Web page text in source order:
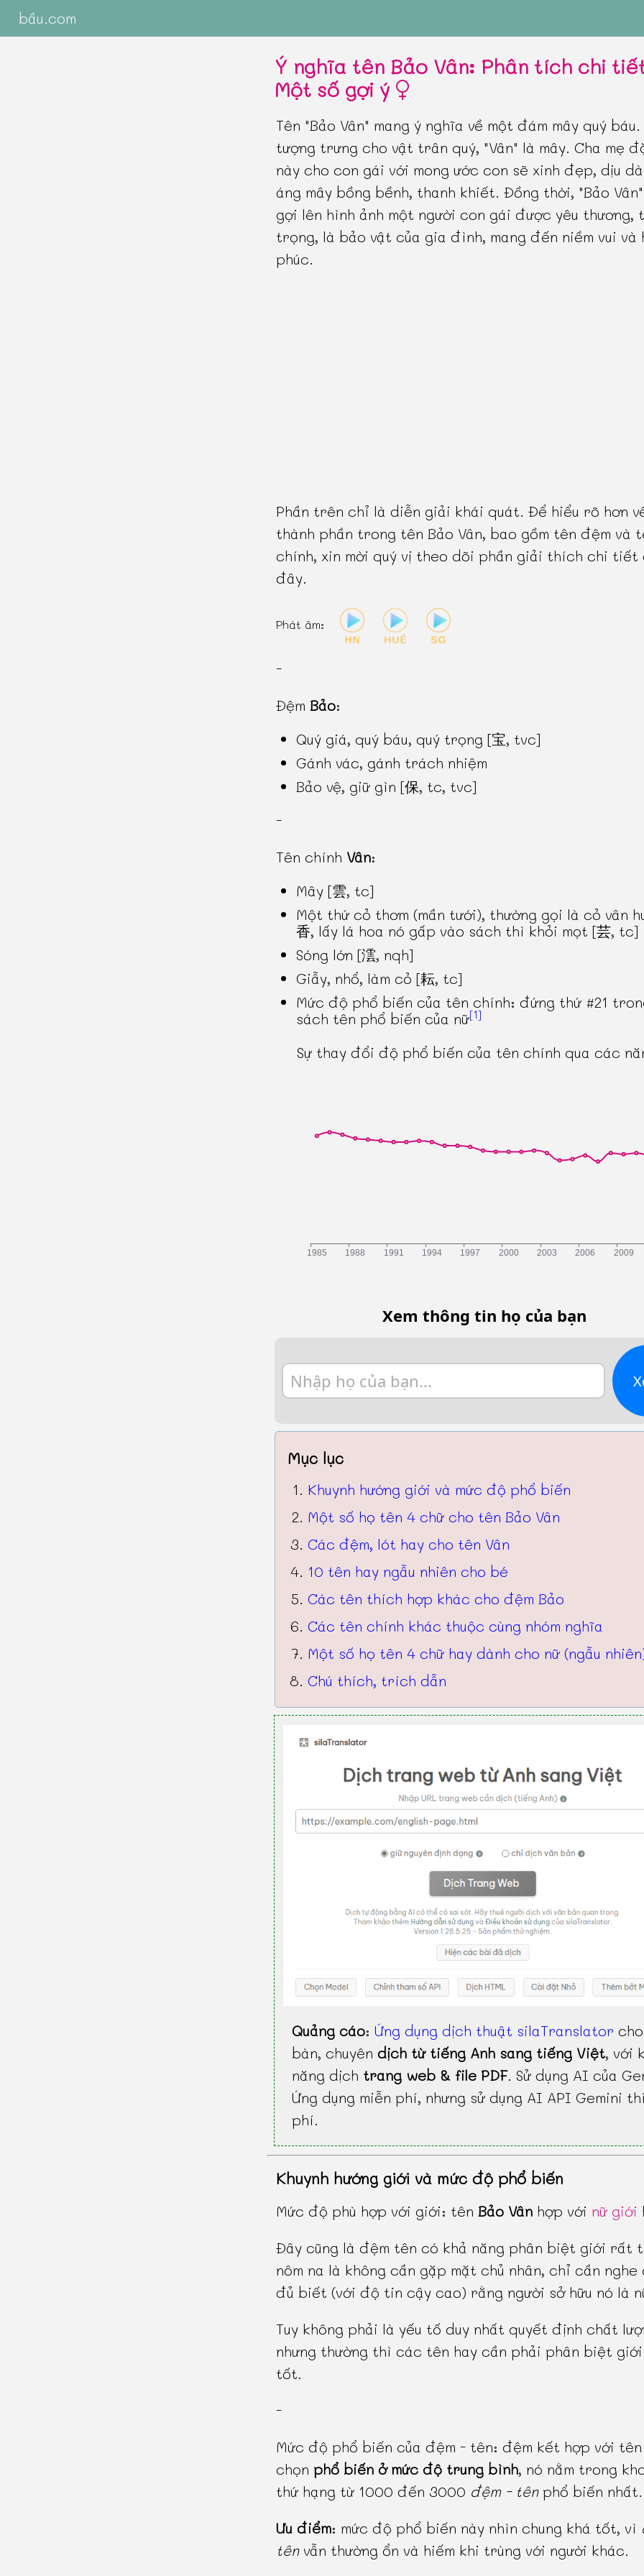
bầu.com
Ý nghĩa tên Bảo Vân: Phân tích chi
Một số gợi ý
Tên "Bảo Vân" mang ý nghĩa về một đám mây quý báu.
tượng trưng cho vật trân quý, "Vân" là mây. Cha mẹ
này cho con gái với mong ước con sẽ xinh đẹp, dịu
áng mây bồng bềnh, thanh khiết. Đồng thời, "Bảo
gợi lên hình ảnh một người con gái được yêu thương,
trọng, là bảo vật của gia đình, mang đến niềm vui và
phúc.
Phần trên chỉ là diễn giải khái quát. Để hiểu rõ hơn
thành phần trong tên Bảo Vân, bao gồm tên đệm và
chính, xin mời quý vị theo dõi phần giải thích chi tiết
đây.
Phát âm:
-
Đệm Bảo:
Quý giá, quý báu, quý trọng [宝, tvc]
Gánh vác, gánh trách nhiệm
Bảo vệ, giữ gìn [保, tc, tvc]
-
Tên chính Vân:
Mây [雲, tc]
Một thứ cỏ thơm (mần tưới), thường gọi là cỏ vân
香, lấy lá hoa nó gấp vào sách thì khỏi mọt [芸, tc]
Sóng lớn [澐, nqh]
Giẫy, nhổ, làm cỏ [耘, tc]
Mức độ phổ biến của tên chính: đứng thứ #21
sách tên phổ biến của nữ[1]
Sự thay đổi độ phổ biến của tên chính qua các
Xem thông tin họ của bạn
Mục lục
Khuynh hướng giới và mức độ phổ biến
Một số họ tên 4 chữ cho tên Bảo Vân
Các đệm, lót hay cho tên Vân
10 tên hay ngẫu nhiên cho bé
Các tên thích hợp khác cho đệm Bảo
Các tên chính khác thuộc cùng nhóm nghĩa
Một số họ tên 4 chữ hay dành cho nữ (ngẫu
Chú thích, trích dẫn
Quảng cáo: Ứng dụng dịch thuật silaTranslator
bàn, chuyên dịch từ tiếng Anh sang tiếng Việt, với
năng dịch trang web & file PDF. Sử dụng AI của
Ứng dụng miễn phí, nhưng sử dụng AI API Gemini
phí.
Khuynh hướng giới và mức độ phổ biến
Mức độ phù hợp với giới: tên Bảo Vân hợp với nữ giới
Đây cũng là đệm tên có khả năng phân biệt giới rất
nôm na là không cần gặp mặt chủ nhân, chỉ cần nghe
đủ biết (với độ tin cậy cao) rằng người sở hữu nó là
Tuy không phải là yếu tố duy nhất quyết định chất
nhưng thường thì các tên hay cần phải phân biệt
tốt.
-
Mức độ phổ biến của đệm - tên: đệm kết hợp với
chọn phổ biến ở mức độ trung bình, nó nằm trong
thứ hạng từ 1000 đến 3000 đệm - tênphổ biến nhất.
Ưu điểm: mức độ phổ biến này nhìn chung khá tốt, vì
tênvẫn thường ổn và hiếm khi trùng với người khác.